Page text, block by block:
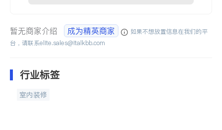
暂无商家介绍 成为精英商家
如果不想放置信息在我们的平
台，请联系elite.sales@italkbb.com
行业标签
室内装修